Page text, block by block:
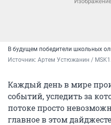
В будущем победители школьных
Источник: Артем Устюжанин /
Каждый день в мире
событий, уследить за
потоке просто
главное в этом